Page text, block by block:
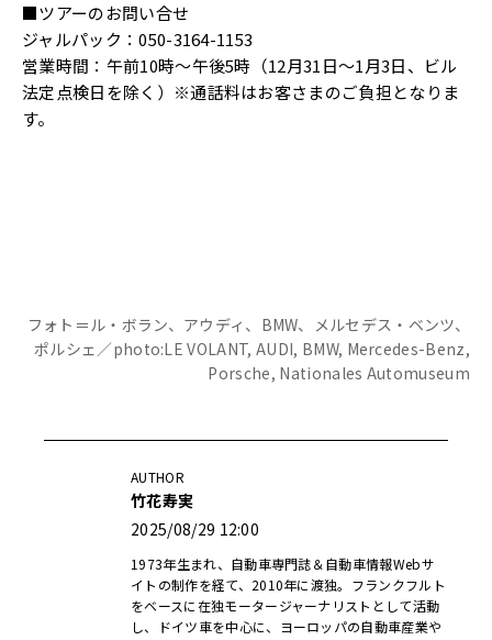
■ツアーのお問い合せ
ジャルパック：050-3164-1153
営業時間：午前10時～午後5時（12月31日～1月3日、ビル
法定点検日を除く）※通話料はお客さまのご負担となりま
す。
フォト＝ル・ボラン、アウディ、BMW、メルセデス・ベンツ、
ポルシェ／photo:LE VOLANT, AUDI, BMW, Mercedes-Benz,
Porsche, Nationales Automuseum
AUTHOR
竹花寿実
2025/08/29 12:00
1973年生まれ、自動車専門誌＆自動車情報Webサ
イトの制作を経て、2010年に渡独。フランクフルト
をベースに在独モータージャーナリストとして活動
し、ドイツ車を中心に、ヨーロッパの自動車産業や